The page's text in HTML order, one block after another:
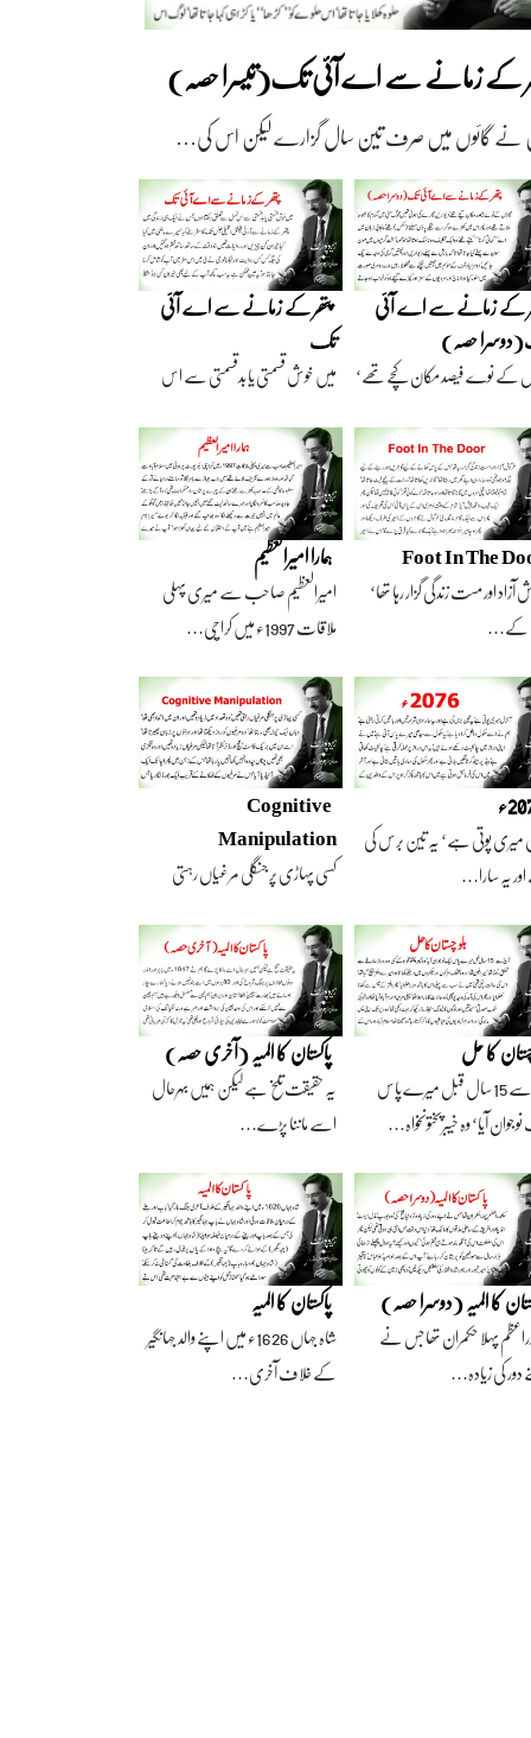
کے زمانے سے اے آئی تک(تیسرا حصہ)
نے گائوں میں صرف تین سال گزارے لیکن اس کی…
کے زمانے سے اے آئی
حصہ)
کے نوے فیصد مکان کچے تھے‘
پتھر کے زمانے سے اے آئی
تک
میں خوش قسمتی یا بدقسمتی سے اس
Foot In The
آزاد اور مست زندگی گزار رہا تھا‘
کے…
ہمارا امیرالعظیم
امیرالعظیم صاحب سے میری پہلی
ملاقات 1997ء میں کراچی…
میری پوتی ہے‘ یہ تین برس کی
یہ سارا…
Cognitive
Manipulation
کسی پہاڑی پر جنگلی مرغیاں رہتی
کا حل
آج سے 15 سال قبل میرے پاس
آیا‘ وہ خیبرپختونخواہ…
پاکستان کا المیہ (آخری حصہ)
یہ حقیقت تلخ ہے لیکن ہمیں بہرحال
اسے ماننا پڑے…
کا المیہ (دوسرا حصہ)
پہلا حکمران تھا جس نے
کی زیادہ…
پاکستان کا المیہ
شاہ جہاں 1626ء میں اپنے والد جہانگیر
کے خلاف آخری…